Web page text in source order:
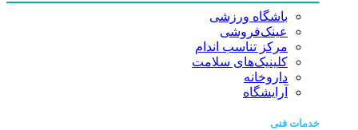
باشگاه ورزشی
عینک‌فروشی
مرکز تناسب اندام
کلینیک‌های سلامت
داروخانه
آرایشگاه
خدمات فنی